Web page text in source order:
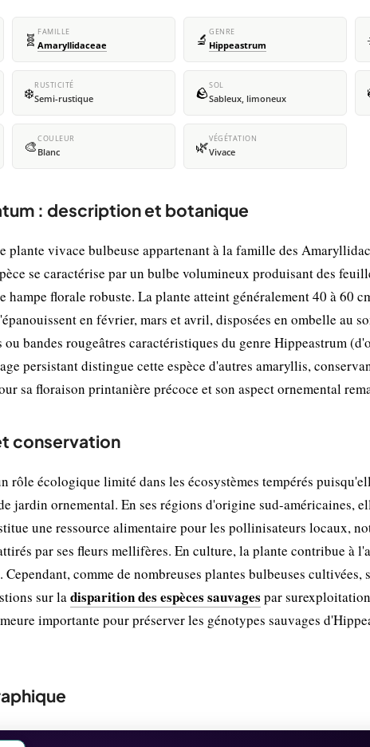
🧬 FAMILLE
Amaryllidaceae 🔬 GENRE
Hippeastrum
❄️RUSTICITÉ
Semi-rustique 🪨SOL
Sableux, limoneux
🎨COULEUR
Blanc 🌿VÉGÉTATION
Vivace
: description et botanique
plante vivace bulbeuse appartenant à la famille des
se caractérise par un bulbe volumineux produisant des
hampe florale robuste. La plante atteint généralement 40 à 60
en février, mars et avril, disposées en ombelle au
ou bandes rougeâtres caractéristiques du genre Hippeastrum
persistant distingue cette espèce d'autres amaryllis,
sa floraison printanière précoce et son aspect ornemental
conservation
rôle écologique limité dans les écosystèmes tempérés
jardin ornemental. En ses régions d'origine sud-américaines,
une ressource alimentaire pour les pollinisateurs locaux,
par ses fleurs mellifères. En culture, la plante contribue à
comme de nombreuses plantes bulbeuses cultivées,
sur ladisparition des espèces sauvages par
importante pour préserver les génotypes sauvages